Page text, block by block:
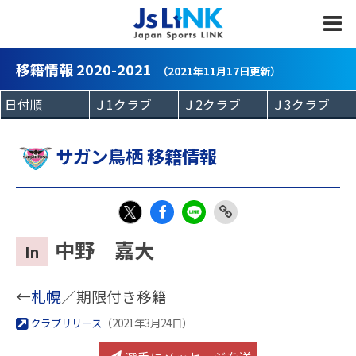
移籍情報 2020-2021 （2021年11月17日更新）
サガン鳥栖 移籍情報
eb
k
In 中野 嘉大
←札幌／期限付き移籍
クラブリリース （2021年3月24日）